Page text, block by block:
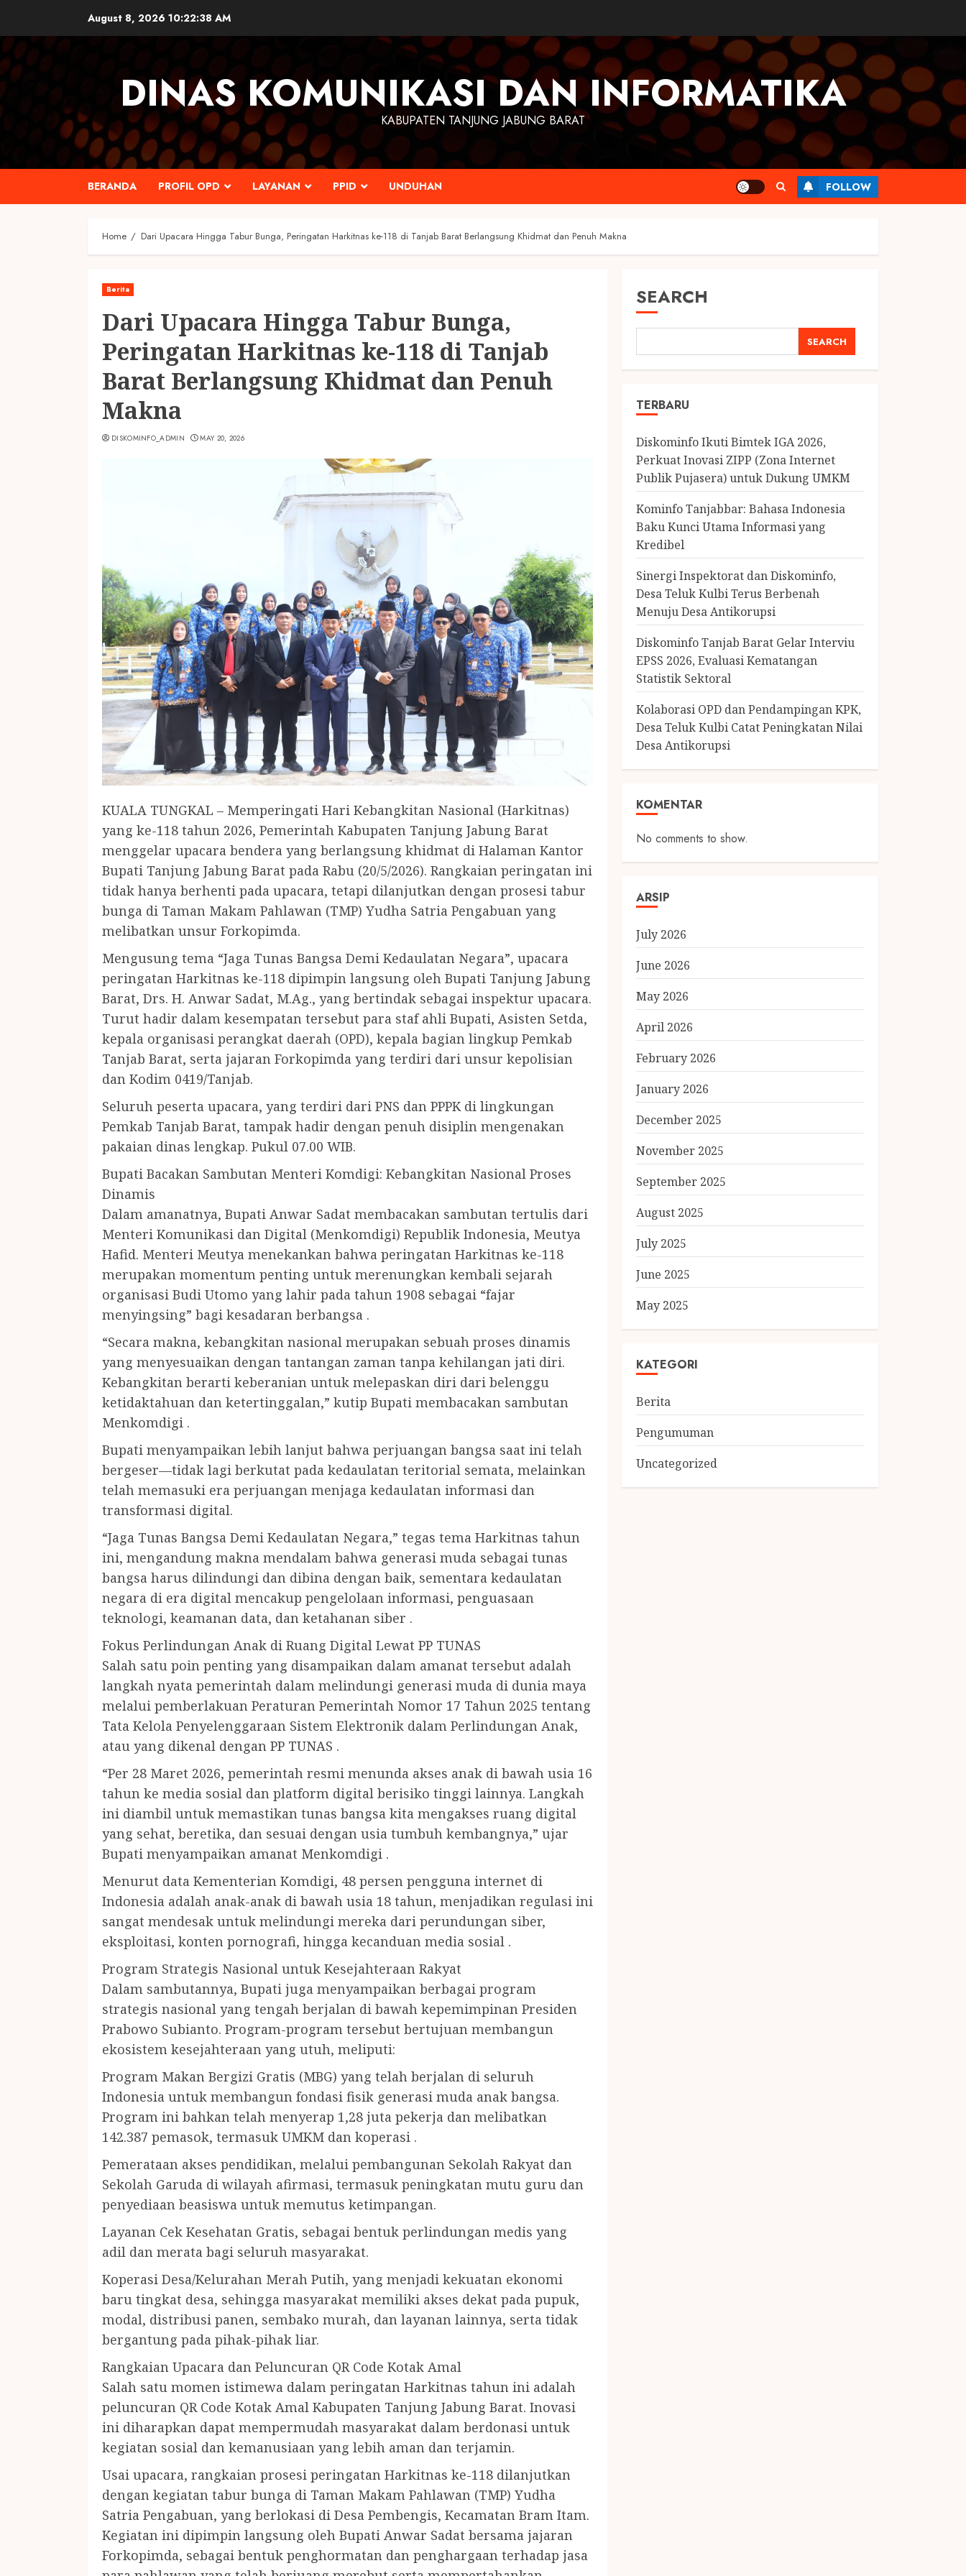
content
August 8, 2026 10:22:39 AM
DINAS KOMUNIKASI DAN INFORMATIKA
KABUPATEN TANJUNG JABUNG BARAT
BERANDA PROFIL OPD LAYANAN PPID UNDUHAN FOLLOW
Home Dari Upacara Hingga Tabur Bunga, Peringatan Harkitnas ke-118 di Tanjab Barat Berlangsung Khidmat dan Penuh Makna
Berita
Dari Upacara Hingga Tabur Bunga,
Peringatan Harkitnas ke-118 di Tanjab
Barat Berlangsung Khidmat dan Penuh
Makna
DISKOMINFO_ADMIN MAY 20, 2026
KUALA TUNGKAL – Memperingati Hari Kebangkitan Nasional (Harkitnas)
yang ke-118 tahun 2026, Pemerintah Kabupaten Tanjung Jabung Barat
menggelar upacara bendera yang berlangsung khidmat di Halaman Kantor
Bupati Tanjung Jabung Barat pada Rabu (20/5/2026). Rangkaian peringatan ini
tidak hanya berhenti pada upacara, tetapi dilanjutkan dengan prosesi tabur
bunga di Taman Makam Pahlawan (TMP) Yudha Satria Pengabuan yang
melibatkan unsur Forkopimda.
Mengusung tema “Jaga Tunas Bangsa Demi Kedaulatan Negara”, upacara
peringatan Harkitnas ke-118 dipimpin langsung oleh Bupati Tanjung Jabung
Barat, Drs. H. Anwar Sadat, M.Ag., yang bertindak sebagai inspektur upacara.
Turut hadir dalam kesempatan tersebut para staf ahli Bupati, Asisten Setda,
kepala organisasi perangkat daerah (OPD), kepala bagian lingkup Pemkab
Tanjab Barat, serta jajaran Forkopimda yang terdiri dari unsur kepolisian
dan Kodim 0419/Tanjab.
Seluruh peserta upacara, yang terdiri dari PNS dan PPPK di lingkungan
Pemkab Tanjab Barat, tampak hadir dengan penuh disiplin mengenakan
pakaian dinas lengkap. Pukul 07.00 WIB.
Bupati Bacakan Sambutan Menteri Komdigi: Kebangkitan Nasional Proses
Dinamis
Dalam amanatnya, Bupati Anwar Sadat membacakan sambutan tertulis dari
Menteri Komunikasi dan Digital (Menkomdigi) Republik Indonesia, Meutya
Hafid. Menteri Meutya menekankan bahwa peringatan Harkitnas ke-118
merupakan momentum penting untuk merenungkan kembali sejarah
organisasi Budi Utomo yang lahir pada tahun 1908 sebagai “fajar
menyingsing” bagi kesadaran berbangsa .
“Secara makna, kebangkitan nasional merupakan sebuah proses dinamis
yang menyesuaikan dengan tantangan zaman tanpa kehilangan jati diri.
Kebangkitan berarti keberanian untuk melepaskan diri dari belenggu
ketidaktahuan dan ketertinggalan,” kutip Bupati membacakan sambutan
Menkomdigi .
Bupati menyampaikan lebih lanjut bahwa perjuangan bangsa saat ini telah
bergeser—tidak lagi berkutat pada kedaulatan teritorial semata, melainkan
telah memasuki era perjuangan menjaga kedaulatan informasi dan
transformasi digital.
“Jaga Tunas Bangsa Demi Kedaulatan Negara,” tegas tema Harkitnas tahun
ini, mengandung makna mendalam bahwa generasi muda sebagai tunas
bangsa harus dilindungi dan dibina dengan baik, sementara kedaulatan
negara di era digital mencakup pengelolaan informasi, penguasaan
teknologi, keamanan data, dan ketahanan siber .
Fokus Perlindungan Anak di Ruang Digital Lewat PP TUNAS
Salah satu poin penting yang disampaikan dalam amanat tersebut adalah
langkah nyata pemerintah dalam melindungi generasi muda di dunia maya
melalui pemberlakuan Peraturan Pemerintah Nomor 17 Tahun 2025 tentang
Tata Kelola Penyelenggaraan Sistem Elektronik dalam Perlindungan Anak,
atau yang dikenal dengan PP TUNAS .
“Per 28 Maret 2026, pemerintah resmi menunda akses anak di bawah usia 16
tahun ke media sosial dan platform digital berisiko tinggi lainnya. Langkah
ini diambil untuk memastikan tunas bangsa kita mengakses ruang digital
yang sehat, beretika, dan sesuai dengan usia tumbuh kembangnya,” ujar
Bupati menyampaikan amanat Menkomdigi .
Menurut data Kementerian Komdigi, 48 persen pengguna internet di
Indonesia adalah anak-anak di bawah usia 18 tahun, menjadikan regulasi ini
sangat mendesak untuk melindungi mereka dari perundungan siber,
eksploitasi, konten pornografi, hingga kecanduan media sosial .
Program Strategis Nasional untuk Kesejahteraan Rakyat
Dalam sambutannya, Bupati juga menyampaikan berbagai program
strategis nasional yang tengah berjalan di bawah kepemimpinan Presiden
Prabowo Subianto. Program-program tersebut bertujuan membangun
ekosistem kesejahteraan yang utuh, meliputi:
Program Makan Bergizi Gratis (MBG) yang telah berjalan di seluruh
Indonesia untuk membangun fondasi fisik generasi muda anak bangsa.
Program ini bahkan telah menyerap 1,28 juta pekerja dan melibatkan
142.387 pemasok, termasuk UMKM dan koperasi .
Pemerataan akses pendidikan, melalui pembangunan Sekolah Rakyat dan
Sekolah Garuda di wilayah afirmasi, termasuk peningkatan mutu guru dan
penyediaan beasiswa untuk memutus ketimpangan.
Layanan Cek Kesehatan Gratis, sebagai bentuk perlindungan medis yang
adil dan merata bagi seluruh masyarakat.
Koperasi Desa/Kelurahan Merah Putih, yang menjadi kekuatan ekonomi
baru tingkat desa, sehingga masyarakat memiliki akses dekat pada pupuk,
modal, distribusi panen, sembako murah, dan layanan lainnya, serta tidak
bergantung pada pihak-pihak liar.
Rangkaian Upacara dan Peluncuran QR Code Kotak Amal
Salah satu momen istimewa dalam peringatan Harkitnas tahun ini adalah
peluncuran QR Code Kotak Amal Kabupaten Tanjung Jabung Barat. Inovasi
ini diharapkan dapat mempermudah masyarakat dalam berdonasi untuk
kegiatan sosial dan kemanusiaan yang lebih aman dan terjamin.
Usai upacara, rangkaian prosesi peringatan Harkitnas ke-118 dilanjutkan
dengan kegiatan tabur bunga di Taman Makam Pahlawan (TMP) Yudha
Satria Pengabuan, yang berlokasi di Desa Pembengis, Kecamatan Bram Itam.
Kegiatan ini dipimpin langsung oleh Bupati Anwar Sadat bersama jajaran
Forkopimda, sebagai bentuk penghormatan dan penghargaan terhadap jasa
SEARCH
SEARCH
TERBARU
Diskominfo Ikuti Bimtek IGA 2026,
Perkuat Inovasi ZIPP (Zona Internet
Publik Pujasera) untuk Dukung UMKM
Kominfo Tanjabbar: Bahasa Indonesia
Baku Kunci Utama Informasi yang
Kredibel
Sinergi Inspektorat dan Diskominfo,
Desa Teluk Kulbi Terus Berbenah
Menuju Desa Antikorupsi
Diskominfo Tanjab Barat Gelar Interviu
EPSS 2026, Evaluasi Kematangan
Statistik Sektoral
Kolaborasi OPD dan Pendampingan KPK,
Desa Teluk Kulbi Catat Peningkatan Nilai
Desa Antikorupsi
KOMENTAR
No comments to show.
ARSIP
July 2026
June 2026
May 2026
April 2026
February 2026
January 2026
December 2025
November 2025
September 2025
August 2025
July 2025
June 2025
May 2025
KATEGORI
Berita
Pengumuman
Uncategorized